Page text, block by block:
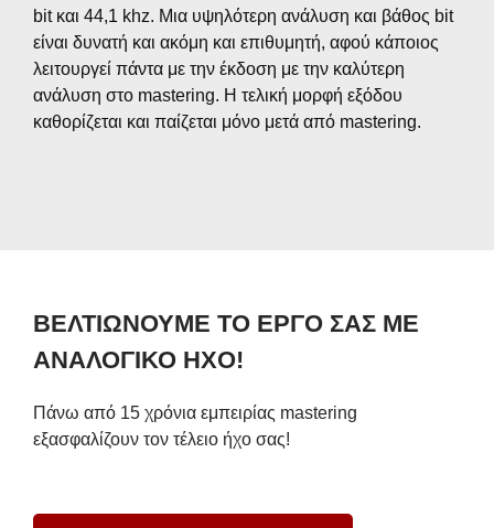
bit και 44,1 khz. Μια υψηλότερη ανάλυση και βάθος bit
είναι δυνατή και ακόμη και επιθυμητή, αφού κάποιος
λειτουργεί πάντα με την έκδοση με την καλύτερη
ανάλυση στο mastering. Η τελική μορφή εξόδου
καθορίζεται και παίζεται μόνο μετά από mastering.
ΒΕΛΤΙΩΝΟΥΜΕ ΤΟ ΕΡΓΟ ΣΑΣ ΜΕ
ΑΝΑΛΟΓΙΚΟ ΗΧΟ!
Πάνω από 15 χρόνια εμπειρίας mastering
εξασφαλίζουν τον τέλειο ήχο σας!